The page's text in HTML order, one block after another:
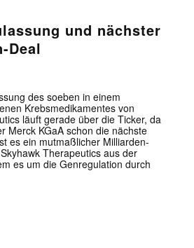
und nächster
Deal
des soeben in einem
Krebsmedikamentes von
läuft gerade über die Ticker, da
Merck KGaA schon die nächste
es ein mutmaßlicher Milliarden-
Therapeutics aus der
es um die Genregulation durch